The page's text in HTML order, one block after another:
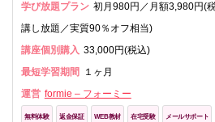
学び放題プラン 初月980円／月額3,980円(
講し放題／実質90％オフ相当)
講座個別購入 33,000円(税込)
最短学習期間
１ヶ月
運営 formie – フォーミー
無料体験 返金保証 WEB教材 在宅受験 メールサポート